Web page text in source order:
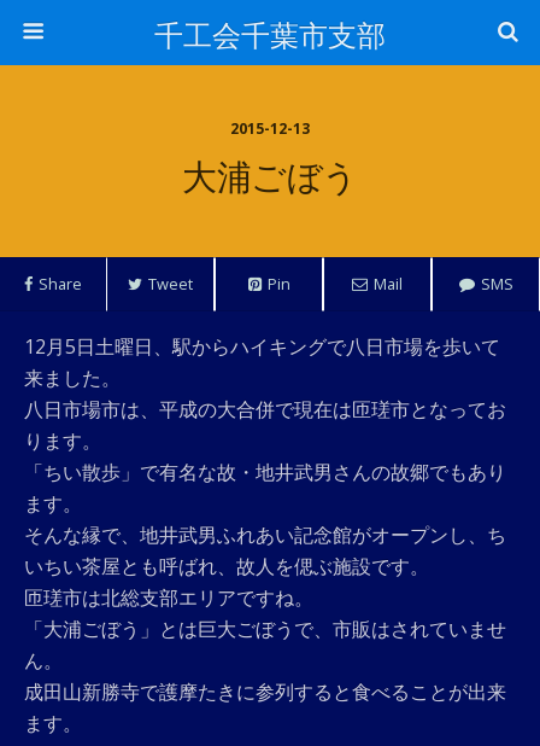
千工会千葉市支部
2015-12-13
大浦ごぼう
Share Tweet Pin Mail SMS
12月5日土曜日、駅からハイキングで八日市場を歩いて
来ました。
八日市場市は、平成の大合併で現在は匝瑳市となってお
ります。
「ちい散歩」で有名な故・地井武男さんの故郷でもあり
ます。
そんな縁で、地井武男ふれあい記念館がオープンし、ち
いちい茶屋とも呼ばれ、故人を偲ぶ施設です。
匝瑳市は北総支部エリアですね。
「大浦ごぼう」とは巨大ごぼうで、市販はされていませ
ん。
成田山新勝寺で護摩たきに参列すると食べることが出来
ます。